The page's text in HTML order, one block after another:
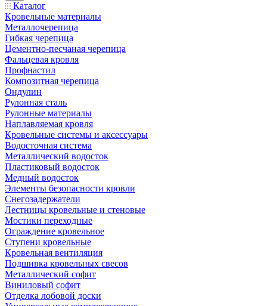
Каталог
Кровельные материалы
Металлочерепица
Гибкая черепица
Цементно-песчаная черепица
Фальцевая кровля
Профнастил
Композитная черепица
Ондулин
Рулонная сталь
Рулонные материалы
Наплавляемая кровля
Кровельные системы и аксессуары
Водосточная система
Металлический водосток
Пластиковый водосток
Медный водосток
Элементы безопасности кровли
Снегозадержатели
Лестницы кровельные и стеновые
Мостики переходные
Ограждение кровельное
Ступени кровельные
Кровельная вентиляция
Подшивка кровельных свесов
Металлический софит
Виниловый софит
Отделка лобовой доски